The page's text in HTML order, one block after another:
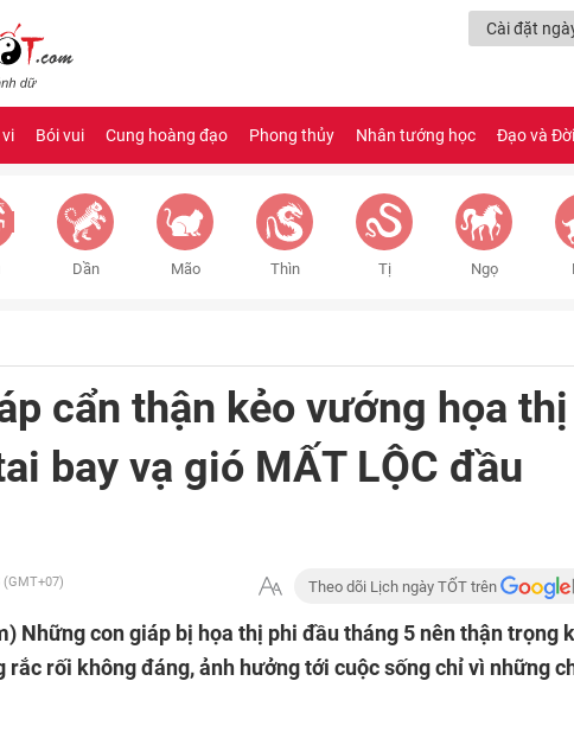
Cài đặt
Bói vui Cung hoàng đạo Phong thủy Nhân tướng học Đạo và Đời
Dần Mão Thìn Tị Ngọ
cẩn thận kẻo vướng họa thị
bay vạ gió MẤT LỘC đầu
(GMT+07) Theo dõi Lịch ngày TỐT trên
Những con giáp bị họa thị phi đầu tháng 5 nên thận trọng
rắc rối không đáng, ảnh hưởng tới cuộc sống chỉ vì những